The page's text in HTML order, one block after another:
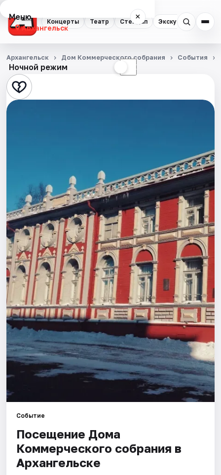
Концерты Театр Стендап Экскурсии
Меню ×
Архангельск
Концерты
Театр
Стендап
Города
Площадки
Артисты
Рейтинги
Ночной режим ☾
Архангельск Дом Коммерческого собрания События
Событие
Посещение Дома
Коммерческого собрания в
Архангельске